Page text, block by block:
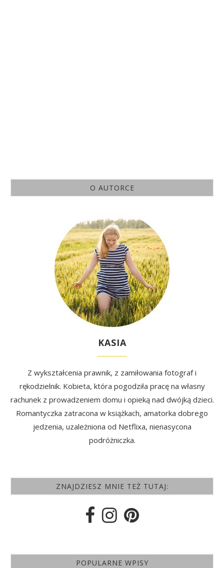
O AUTORCE
KASIA
Z wykształcenia prawnik, z zamiłowania fotograf i
rękodzielnik. Kobieta, która pogodziła pracę na własny
rachunek z prowadzeniem domu i opieką nad dwójką dzieci.
Romantyczka zatracona w książkach, amatorka dobrego
jedzenia, uzależniona od Netflixa, nienasycona
podróżniczka.
ZNAJDZIESZ MNIE TEŻ TUTAJ:
POPULARNE WPISY